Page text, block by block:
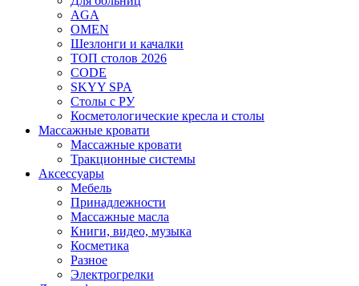
AGA
OMEN
Шезлонги и качалки
ТОП столов 2026
CODE
SKYY SPA
Столы с РУ
Косметологические кресла и столы
Массажные кровати
Массажные кровати
Тракционные системы
Аксессуары
Мебель
Принадлежности
Массажные масла
Книги, видео, музыка
Косметика
Разное
Электрогрелки